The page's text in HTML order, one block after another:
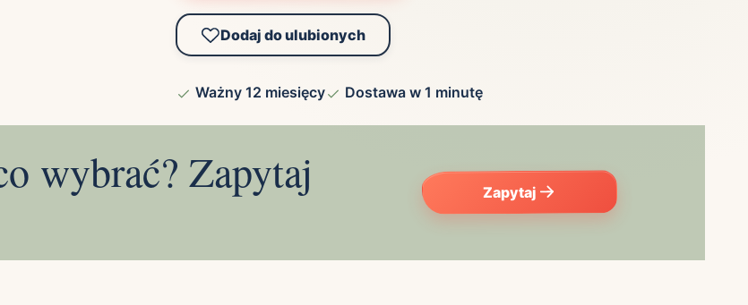
Dodaj do ulubionych
Ważny 12 miesięcy Dostawa w 1 minutę
wybrać? Zapytaj Zapytaj